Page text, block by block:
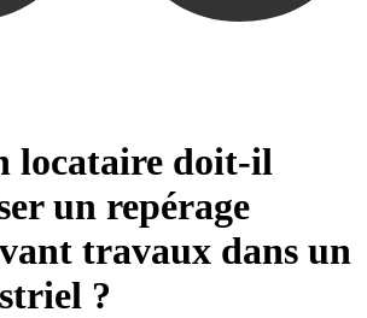
locataire doit-il
un repérage
travaux dans un
?